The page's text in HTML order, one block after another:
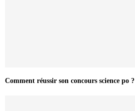
Comment réussir son concours science po ?